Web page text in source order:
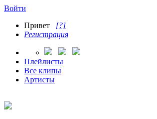
Войти
Привет [?]
Регистрация
Плейлисты
Все клипы
Артисты